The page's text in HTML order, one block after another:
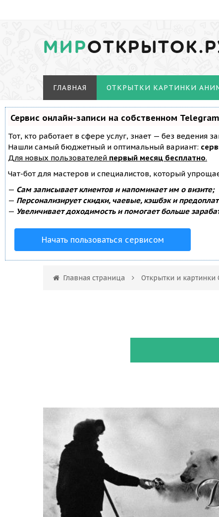
МИР
ГЛАВНАЯ ОТКРЫТКИ КАРТИНКИ
Сервис онлайн-записи на собственном
Тот, кто работает в сфере услуг, знает — без ведения
Нашли самый бюджетный и оптимальный вариант:
Для новых пользователей первый месяц бесплатно.
Чат-бот для мастеров и специалистов, который
— Сам записывает клиентов и напоминает им о визите;
— Персонализирует скидки, чаевые, кэшбэк и
— Увеличивает доходимость и помогает больше
Начать пользоваться сервисом
Главная страница Открытки и